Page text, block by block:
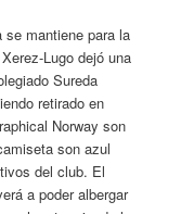
se mantiene para la
Lugo dejó una
Sureda
retirado en
Norway son
son azul
del club. El
a poder albergar